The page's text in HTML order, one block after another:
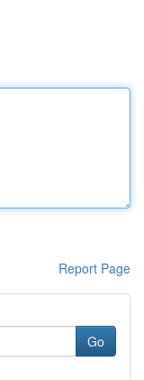
Report Page
Go